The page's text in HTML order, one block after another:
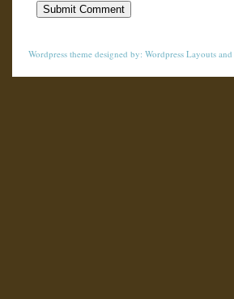
Wordpress theme designed by: Wordpress Layouts and